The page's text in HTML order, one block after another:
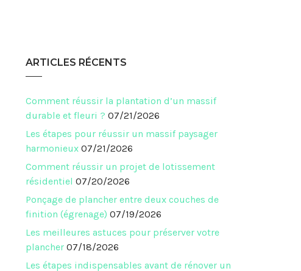
ARTICLES RÉCENTS
Comment réussir la plantation d’un massif
durable et fleuri ? 07/21/2026
Les étapes pour réussir un massif paysager
harmonieux 07/21/2026
Comment réussir un projet de lotissement
résidentiel 07/20/2026
Ponçage de plancher entre deux couches de
finition (égrenage) 07/19/2026
Les meilleures astuces pour préserver votre
plancher 07/18/2026
Les étapes indispensables avant de rénover un